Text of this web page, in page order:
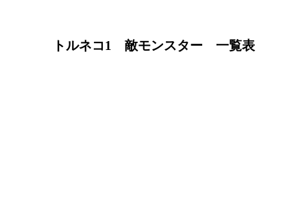
トルネコ1 敵モンスター 一覧表